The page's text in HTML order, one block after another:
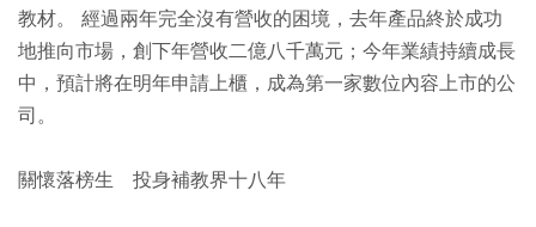
教材。 經過兩年完全沒有營收的困境，去年產品終於成功
地推向市場，創下年營收二億八千萬元；今年業績持續成長
中，預計將在明年申請上櫃，成為第一家數位內容上市的公
司。
關懷落榜生 投身補教界十八年